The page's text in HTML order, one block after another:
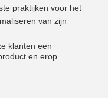
praktijken voor het
van zijn
klanten een
en erop